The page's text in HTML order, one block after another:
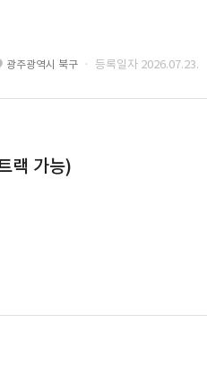
광주광역시 북구 · 등록일자 2026.07.23.
랙 가능)